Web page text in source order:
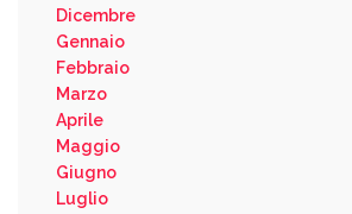
Dicembre
Gennaio
Febbraio
Marzo
Aprile
Maggio
Giugno
Luglio